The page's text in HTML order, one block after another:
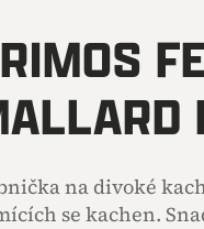
na divoké
se kachen.